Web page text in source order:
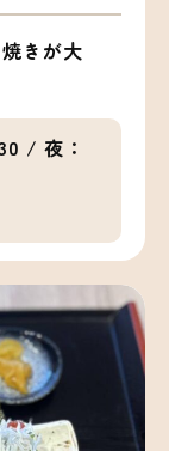
きが大
/ 夜：